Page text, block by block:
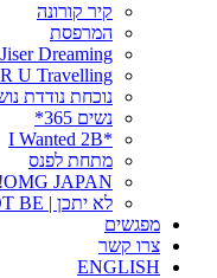
קיר קורונה
המרפסת
Jiser Dreaming ג'סר דרימנג
U Travelling*
נוכחת נודדת
נשים 365*
*I Wanted 2B
מתחת לפנס
OMG JAPAN!!
לא יתכן | IT CANNOT BE
מפגשים
צרו קשר
ENGLISH